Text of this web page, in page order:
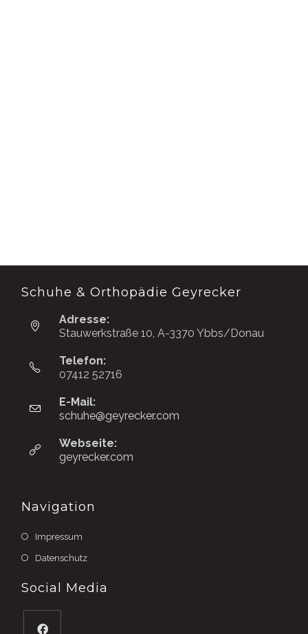
Schuhe & Orthopädie Geyrecker
Adresse:
Stauwerkstraße 10, A-3370 Ybbs/Donau
Telefon:
07412 52716
E-Mail:
schuhe@geyrecker.com
Webseite:
geyrecker.com
Navigation
Impressum
Datenschutz
Social Media